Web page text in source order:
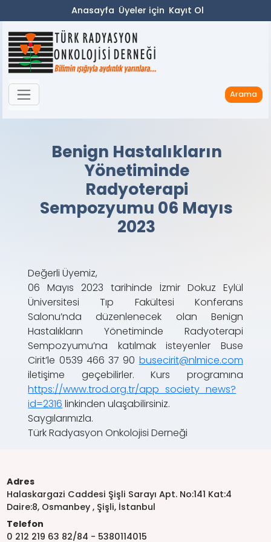
Anasayfa Üyeler için Kayıt Ol
Arama
Benign Hastalıkların
Yönetiminde
Radyoterapi
Sempozyumu 06 Mayıs
2023
Değerli Üyemiz,
06 Mayıs 2023 tarihinde İzmir Dokuz Eylül
Üniversitesi Tıp Fakültesi Konferans
Salonu’nda düzenlenecek olan Benign
Hastalıkların Yönetiminde Radyoterapi
Sempozyumu’na katılmak isteyenler Buse
Cirit’le 0539 466 37 90 busecirit@nlmice.com
iletişime geçebilirler. Kurs programına
https://www.trod.org.tr/app_society_news?
id=2316 linkinden ulaşabilirsiniz.
Saygılarımızla.
Türk Radyasyon Onkolojisi Derneği
Adres
Halaskargazi Caddesi Şişli Sarayı Apt. No:141 Kat:4
Daire:8, Osmanbey , Şişli, İstanbul
Telefon
0 212 219 63 82/84 - 5380114015